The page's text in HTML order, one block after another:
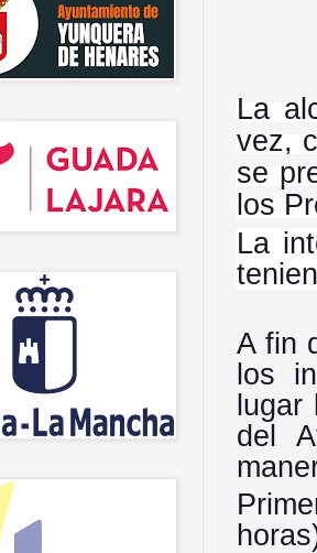
La
vez,
se
los
La
A fin
los
lugar
del